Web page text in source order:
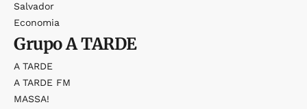
Salvador
Economia
GrupoA TARDE
A TARDE
A TARDE FM
MASSA!